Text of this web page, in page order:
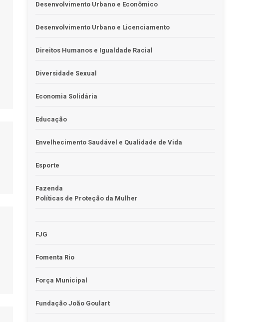
Desenvolvimento Urbano e Econômico
Desenvolvimento Urbano e Licenciamento
Direitos Humanos e Igualdade Racial
Diversidade Sexual
Economia Solidária
Educação
Envelhecimento Saudável e Qualidade de Vida
Esporte
Fazenda
Políticas de Proteção da Mulher
FJG
Fomenta Rio
Força Municipal
Fundação João Goulart